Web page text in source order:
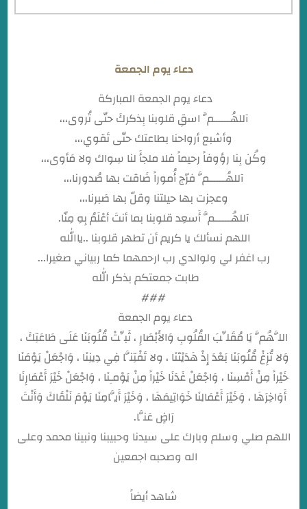
دعاء يوم الجمعة
دعاء يوم الجمعة المباركة
آللهُــــــمَّ اسقِ قلوبنا بِذكركَ حتّى تُروى،،،
وأشبع أرواحنا بطاعتك حتّى تَقوي،،،
وكُن بِنا رؤوفاً رحيماً فلا ملجأَ لنا سِواك ولا مَأوى،،،
آللهُــــــمَّ فرّج أُموراً ضَاقت بها صُدورنا،،،
وعجزت بها حيلتنا وقلّ بها صَبرنا،،،
آللهُــــــمَّ أَسعِد قلوبنا بما أنتَ أعْلَمُ بِهِ مِنّا.
اللهم نسألك يا كريم أن تطهر قلوبنا ..ياالله
رب اغفر لي ولوالدي رب ارحمهما كما ربياني صغيرا...
طابت جمعتكم بذكر الله
###
دعاء يوم الجمعة
اللَّهُمَّ يَا مُقَلِّبَ القُلُوبِ وَالأَبْصَارِ ، ثَبِّتْ قُلُوبَنَا عَلَى طَاعَتِكَ ،
وَلا تُزِغْ قُلُوبَنَا بَعْدَ إِذْ هَدَيْتَنَا ، ولا تَفْتِنَّا فِي دِينِنَا ، وَاجْعَلْ يَوْمَنَا
خَيْراً مِنْ أَمْسِنَا ، وَاجْعَلْ غَدَنَا خَيْراً مِنْ يَوْمـِنَا ، وَاجْعَلْ خَيْرَ أَعْمَارِنَا
أَوَاخِرَهَا ، وَخَيْرَ أَعْمَالِنَا خَوَاتِيمَهَا ، وَخَيْرَ أَيَّامِنَا يَوْمَ نَلْقَاكَ وَأَنْتَ
رَاضٍ عَنَّا.
اللهم صلي وسلم وبارك على سيدنا وحبيبنا ونبينا محمد وعلى
اله وصحبه اجمعين
شاهد أيضاً